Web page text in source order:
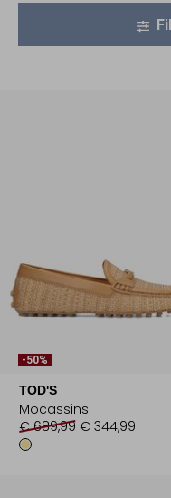
-50%
TOD'S
Mocassins
€ 689,99 € 344,99